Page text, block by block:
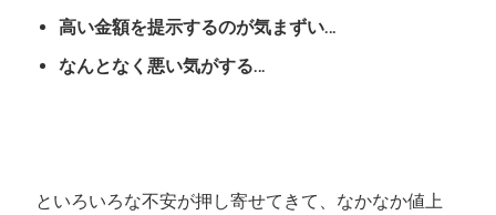
高い金額を提示するのが気まずい…
なんとなく悪い気がする…
といろいろな不安が押し寄せてきて、なかなか値上